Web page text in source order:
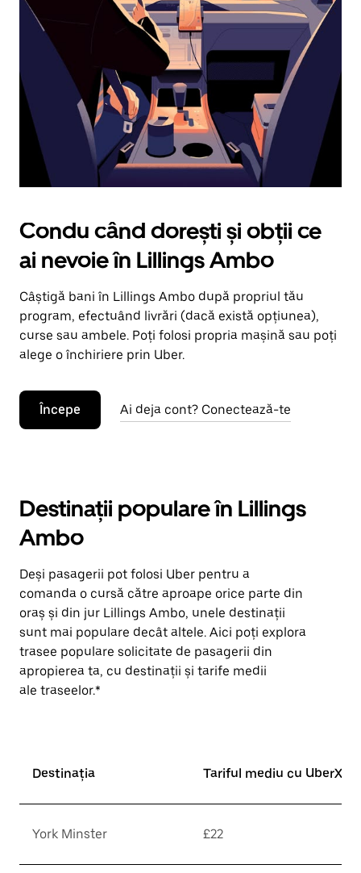
în
jos.
Închide
calendarul
apăsând
pe
butonul
Escape.
Condu când dorești și obții ce
ai nevoie în Lillings Ambo
Câștigă bani în Lillings Ambo după propriul tău
program, efectuând livrări (dacă există opțiunea),
curse sau ambele. Poți folosi propria mașină sau poți
alege o închiriere prin Uber.
Începe Ai deja cont? Conectează-te
Destinații populare în Lillings
Ambo
Deși pasagerii pot folosi Uber pentru a
comanda o cursă către aproape orice parte din
oraș și din jur Lillings Ambo, unele destinații
sunt mai populare decât altele. Aici poți explora
trasee populare solicitate de pasagerii din
apropierea ta, cu destinații și tarife medii
ale traseelor.*
Destinația Tariful mediu cu UberX*
York Minster £22